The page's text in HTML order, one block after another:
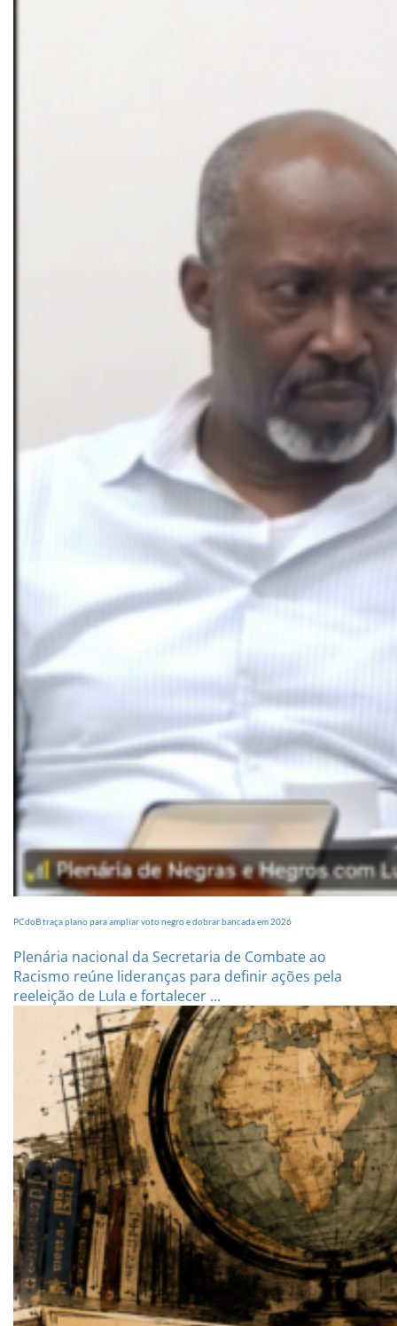
PCdoB traça plano para ampliar voto negro e dobrar bancada em 2026
Plenária nacional da Secretaria de Combate ao
Racismo reúne lideranças para definir ações pela
reeleição de Lula e fortalecer ...